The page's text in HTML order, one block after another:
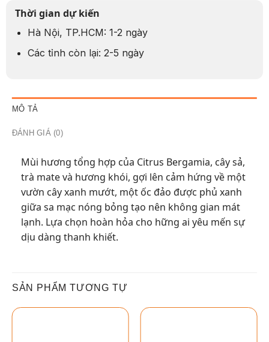
Thời gian dự kiến
Hà Nội, TP.HCM: 1-2 ngày
Các tỉnh còn lại: 2-5 ngày
MÔ TẢ
ĐÁNH GIÁ (0)
Mùi hương tổng hợp của Citrus Bergamia, cây sả,
trà mate và hương khói, gợi lên cảm hứng về một
vườn cây xanh mướt, một ốc đảo được phủ xanh
giữa sa mạc nóng bỏng tạo nên không gian mát
lạnh. Lựa chọn hoàn hỏa cho hững ai yêu mến sự
dịu dàng thanh khiết.
SẢN PHẨM TƯƠNG TỰ